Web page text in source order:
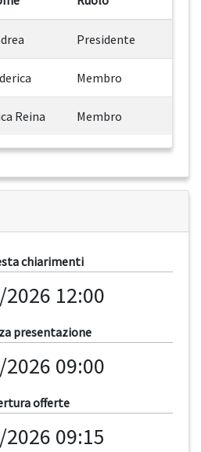
Presidente
Membro
Reina Membro
chiarimenti
12:00
presentazione
09:00
offerte
09:15